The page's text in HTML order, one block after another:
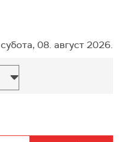
субота, 08. август 2026.